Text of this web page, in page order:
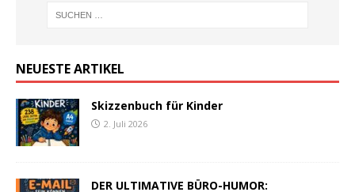
NEUESTE ARTIKEL
Skizzenbuch für Kinder
2. Juli 2026
DER ULTIMATIVE BÜRO-HUMOR: